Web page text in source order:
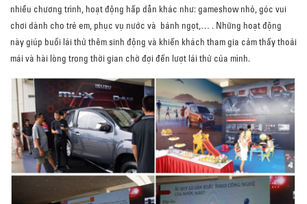
nhiều chương trình, hoạt động hấp dẫn khác như: gameshow nhỏ, góc vui
chơi dành cho trẻ em, phục vụ nước và bánh ngọt,… . Những hoạt động
này giúp buổi lái thử thêm sinh động và khiến khách tham gia cảm thấy thoải
mái và hài lòng trong thời gian chờ đợi đến lượt lái thử của mình.